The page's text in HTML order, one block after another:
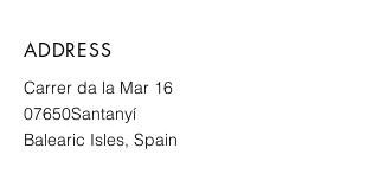
ADDRESS
Carrer da la Mar 16
07650Santanyí
Balearic Isles, Spain